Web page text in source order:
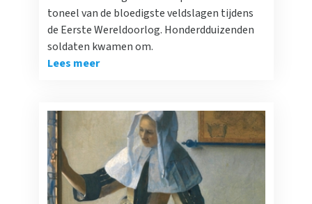
toneel van de bloedigste veldslagen tijdens
de Eerste Wereldoorlog. Honderdduizenden
soldaten kwamen om.
Lees meer